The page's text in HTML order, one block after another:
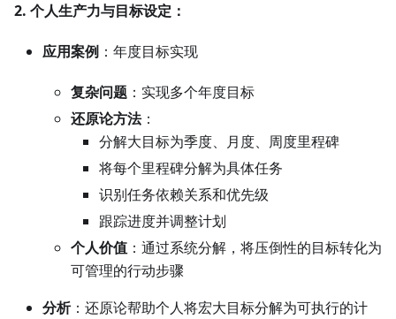
2. 个人生产力与目标设定：
应用案例 ：年度目标实现
复杂问题 ：实现多个年度目标
还原论方法：
分解大目标为季度、月度、周度里程碑
将每个里程碑分解为具体任务
识别任务依赖关系和优先级
跟踪进度并调整计划
个人价值 ：通过系统分解，将压倒性的目标转化为
可管理的行动步骤
分析：还原论帮助个人将宏大目标分解为可执行的计